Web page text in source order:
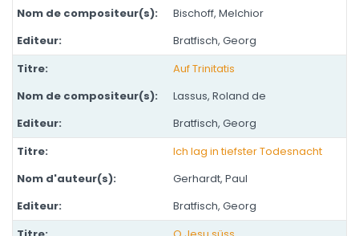
Bischoff, Melchior
Bratfisch, Georg
Auf Trinitatis
Lassus, Roland de
Bratfisch, Georg
Ich lag in tiefster Todesnacht
Gerhardt, Paul
Bratfisch, Georg